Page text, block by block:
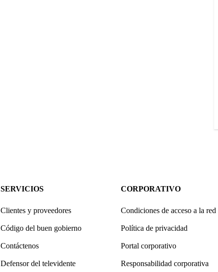
SERVICIOS
Clientes y proveedores
Código del buen gobierno
Contáctenos
Defensor del televidente
CORPORATIVO
Condiciones de acceso a la red
Política de privacidad
Portal corporativo
Responsabilidad corporativa